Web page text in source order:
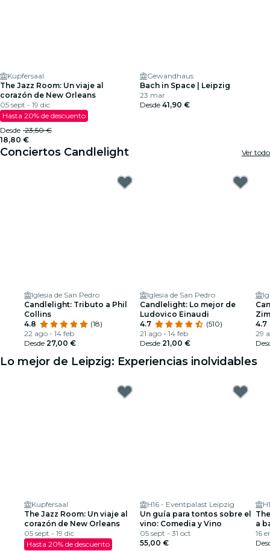
Kupfersaal
The Jazz Room: Un viaje al
corazón de New Orleans
05 sept - 19 dic
Hasta 20% de descuento
Desde 23,50 €
18,80 €
Gewandhaus
Bach in Space | Leipzig
23 mar
Desde 41,90 €
Conciertos Candlelight Ver todo
Iglesia de San Pedro
Candlelight: Tributo a Phil
Collins
4.8
(18)
22 ago - 14 feb
Desde 27,00 €
Iglesia de San Pedro
Candlelight: Lo mejor de
Ludovico Einaudi
4.7
(510)
21 ago - 14 feb
Desde 21,00 €
4.7
29
Lo mejor de Leipzig: Experiencias inolvidables
Kupfersaal
The Jazz Room: Un viaje al
corazón de New Orleans
05 sept - 19 dic
Hasta 20% de descuento
H16 - Eventpalast Leipzig
Un guía para tontos sobre el
vino: Comedia y Vino
05 sept - 31 oct
55,00 €
a
16